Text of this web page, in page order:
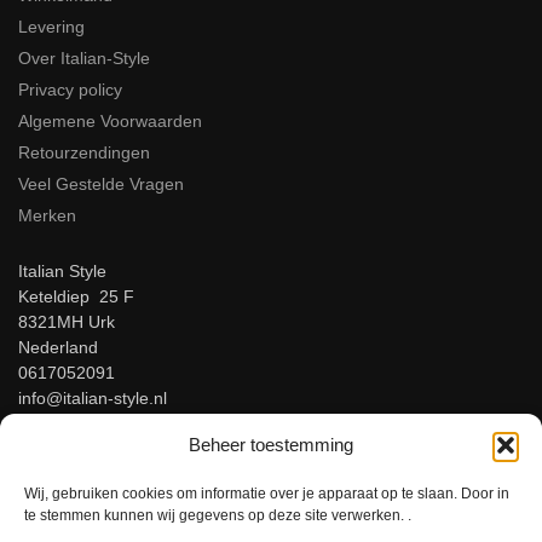
Beheer toestemming
Wij, gebruiken cookies om informatie over je apparaat op te slaan. Door in
te stemmen kunnen wij gegevens op deze site verwerken. .
Levering
Over Italian-Style
Privacy policy
Algemene Voorwaarden
Retourzendingen
Veel Gestelde Vragen
Merken
Italian Style
Keteldiep 25 F
8321MH Urk
Nederland
0617052091
info@italian-style.nl
BTW: NL866816483B01
Beoordeel ons op Google!